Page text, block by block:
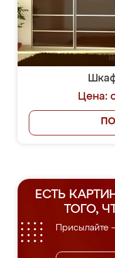
Цена:
ЕСТЬ
ТОГО,
Присылайте